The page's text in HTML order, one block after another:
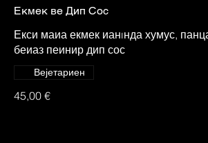
Екмек ве Дип Сос
Екси маиа екмек ианıнда хумус,
беиаз пеинир дип сос
45,00 €
Вејетариен